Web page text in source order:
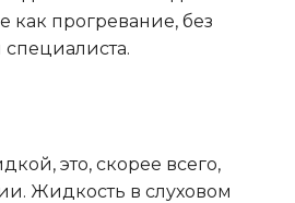
как прогревание, без
это, скорее всего,
Жидкость в слуховом